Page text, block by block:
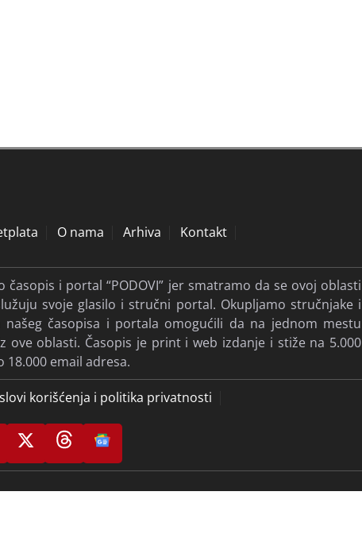
O nama Arhiva Kontakt
i portal “PODOVI” jer smatramo da se ovoj oblasti
svoje glasilo i stručni portal. Okupljamo stručnjake i
časopisa i portala omogućili da na jednom mestu
oblasti. Časopis je print i web izdanje i stiže na 5.000
email adresa.
korišćenja i politika privatnosti